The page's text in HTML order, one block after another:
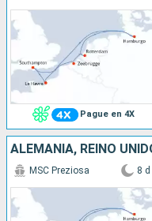
Pague en 4X
MSC Preziosa 8 d